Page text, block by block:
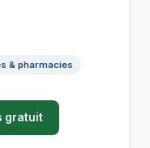
& pharmacies
gratuit